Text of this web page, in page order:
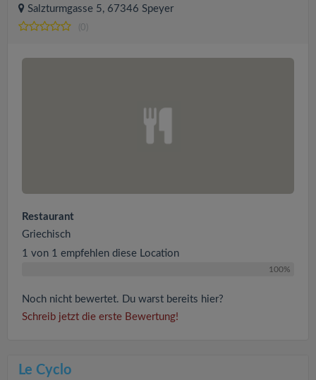
Salzturmgasse 5, 67346 Speyer
(0)
Restaurant
Griechisch
1 von 1 empfehlen diese Location
100%
Noch nicht bewertet. Du warst bereits hier?
Schreib jetzt die erste Bewertung!
Le Cyclo